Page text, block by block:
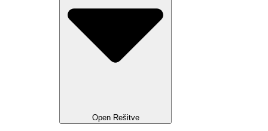
Open Rešitve